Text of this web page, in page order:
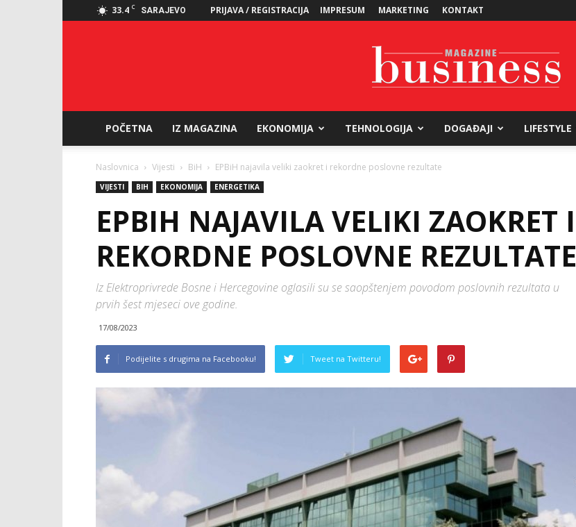
33.4 C SARAJEVO PRIJAVA / REGISTRACIJA IMPRESUM MARKETING KONTAKT
Magazine
POČETNA IZ MAGAZINA EKONOMIJA TEHNOLOGIJA DOGAĐAJI LIFESTYLE
Naslovnica Vijesti BiH EPBiH najavila veliki zaokret i rekordne poslovne rezultate
VIJESTI BIH EKONOMIJA ENERGETIKA
EPBIH NAJAVILA VELIKI ZAOKRET I
REKORDNE POSLOVNE REZULTATE
Iz Elektroprivrede Bosne i Hercegovine oglasili su se saopštenjem povodom poslovnih rezultata u
prvih šest mjeseci ove godine.
17/08/2023
Podijelite s drugima na Facebooku! Tweet na Twitteru!